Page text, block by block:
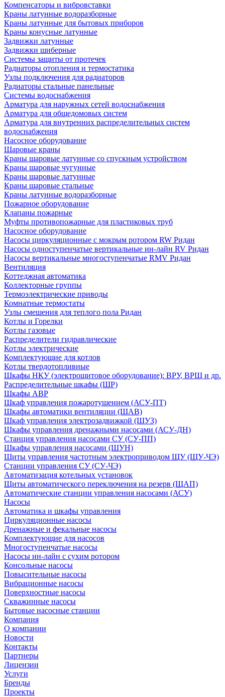
Компенсаторы и вибровставки
Краны латунные водоразборные
Краны латунные для бытовых приборов
Краны конусные латунные
Задвижки латунные
Задвижки шиберные
Системы защиты от протечек
Радиаторы отопления и термостатика
Узлы подключения для радиаторов
Радиаторы стальные панельные
Системы водоснабжения
Арматура для наружных сетей водоснабжения
Арматура для общедомовых систем
Арматура для внутренних распределительных систем
водоснабжения
Насосное оборудование
Шаровые краны
Краны шаровые латунные со спускным устройством
Краны шаровые чугунные
Краны шаровые латунные
Краны шаровые стальные
Краны латунные водоразборные
Пожарное оборудование
Клапаны пожарные
Муфты противопожарные для пластиковых труб
Насосное оборудование
Насосы циркуляционные с мокрым ротором RW Ридан
Насосы одноступенчатые вертикальные ин-лайн RV Ридан
Насосы вертикальные многоступенчатые RMV Ридан
Вентиляция
Коттеджная автоматика
Коллекторные группы
Термоэлектрические приводы
Комнатные термостаты
Узлы смешения для теплого пола Ридан
Котлы и Горелки
Котлы газовые
Распределители гидравлические
Котлы электрические
Комплектующие для котлов
Котлы твердотопливные
Шкафы НКУ (электрощитовое оборудование): ВРУ, ВРЩ и др.
Распределительные шкафы (ШР)
Шкафы АВР
Шкаф управления пожаротушением (АСУ-ПТ)
Шкафы автоматики вентиляции (ШАВ)
Шкаф управления электрозадвижкой (ШУЗ)
Шкафы управления дренажными насосами (АСУ-ДН)
Станция управления насосами СУ (СУ-ПП)
Шкафы управления насосами (ШУН)
Щиты управления частотным электроприводом ЩУ (ЩУ-ЧЭ)
Станции управления СУ (СУ-ЧЭ)
Автоматизация котельных установок
Щиты автоматического переключения на резерв (ЩАП)
Автоматические станции управления насосами (АСУ)
Насосы
Автоматика и шкафы управления
Циркуляционные насосы
Дренажные и фекальные насосы
Комплектующие для насосов
Многоступенчатые насосы
Насосы ин-лайн с сухим ротором
Консольные насосы
Повысительные насосы
Вибрационные насосы
Поверхностные насосы
Скважинные насосы
Бытовые насосные станции
Компания
О компании
Новости
Контакты
Партнеры
Лицензии
Услуги
Бренды
Проекты